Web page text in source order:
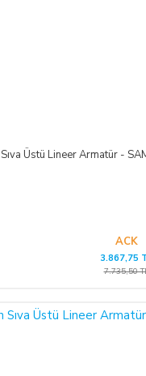
Üstü Lineer Armatür -
ACK
3.867,75
7.735,50